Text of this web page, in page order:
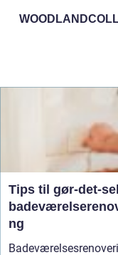
Tips til gør-det-
ng